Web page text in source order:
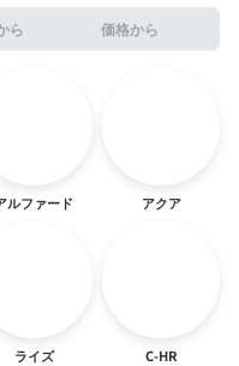
ら 価格から
ルファード アクア
ライズ C-HR